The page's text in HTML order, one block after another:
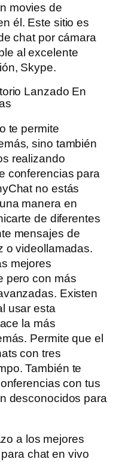
movies de
él. Este sitio es
chat por cámara
al excelente
Skype.
Lanzado En
te permite
sino también
realizando
conferencias para
no estás
manera en
de diferentes
mensajes de
o videollamadas.
mejores
pero con más
Existen
usar esta
la más
Permite que el
con tres
También te
con tus
desconocidos para
a los mejores
chat en vivo